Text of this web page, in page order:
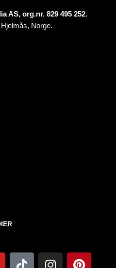
AS, org.nr. 829 495 252.
Norge.